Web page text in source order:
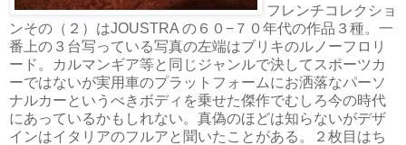
フレンチコレクショ
ンその（２）はJOUSTRA の６０−７０年代の作品３種。一
番上の３台写っている写真の左端はブリキのルノーフロリ
ード。カルマンギア等と同じジャンルで決してスポーツカ
ーではないが実用車のプラットフォームにお洒落なパーソ
ナルカーというべきボディを乗せた傑作でむしろ今の時代
にあっているかもしれない。真偽のほどは知らないがデザ
インはイタリアのフルアと聞いたことがある。２枚目はち